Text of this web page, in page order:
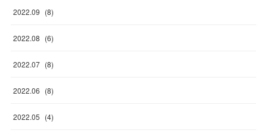
2022.09 (8)
2022.08 (6)
2022.07 (8)
2022.06 (8)
2022.05 (4)